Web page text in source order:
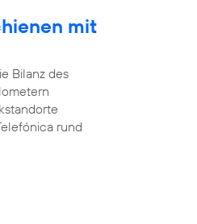
mit
Bilanz des
rund